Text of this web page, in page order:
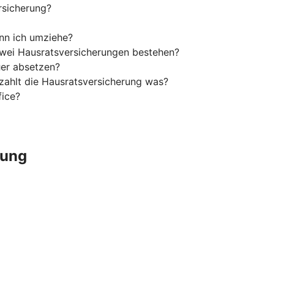
ich umziehe?
Hausratsversicherungen bestehen?
absetzen?
die Hausratsversicherung was?